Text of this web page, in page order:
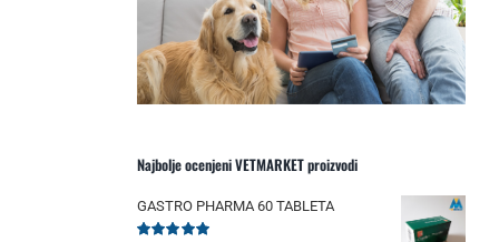
Najbolje ocenjeni VETMARKET proizvodi
GASTRO PHARMA 60 TABLETA